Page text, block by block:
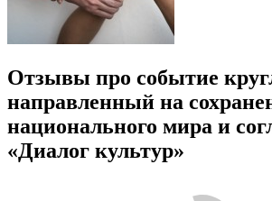
Отзывы про событие
направленный на
национального мира и
«Диалог культур»